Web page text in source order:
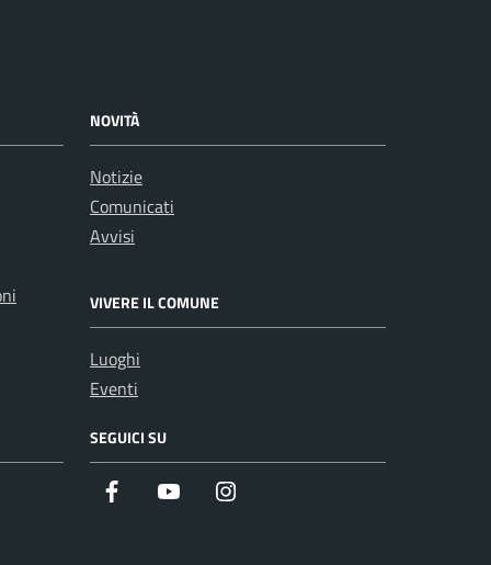
NOVITÀ
Notizie
Comunicati
Avvisi
VIVERE IL COMUNE
Luoghi
Eventi
SEGUICI SU
Facebook Youtube